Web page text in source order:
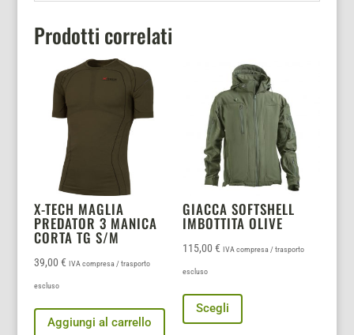
Prodotti correlati
X-TECH MAGLIA
PREDATOR 3 MANICA
CORTA TG S/M
39,00 € IVA compresa / trasporto
escluso
Aggiungi al carrello
GIACCA SOFTSHELL
IMBOTTITA OLIVE
115,00€ IVA compresa / trasporto
escluso
Scegli